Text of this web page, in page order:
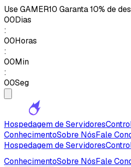
UseGAMER10 Garanta 10% de
00Dias
:
00Horas
:
00Min
:
00Seg
Hospedagem de Servidores
ConhecimentoSobre NósFale
Hospedagem de Servidores
ConhecimentoSobre NósFale